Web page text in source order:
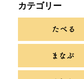
カテゴリー